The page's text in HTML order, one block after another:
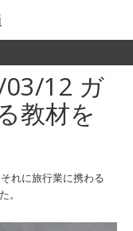
03/12 ガ
教材を
れに旅行業に携わる
。